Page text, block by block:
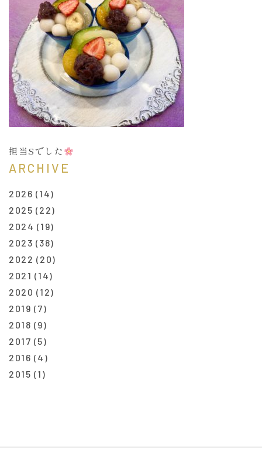
担当Sでした
ARCHIVE
2026 (14)
2025 (22)
2024 (19)
2023 (38)
2022 (20)
2021 (14)
2020 (12)
2019 (7)
2018 (9)
2017 (5)
2016 (4)
2015 (1)